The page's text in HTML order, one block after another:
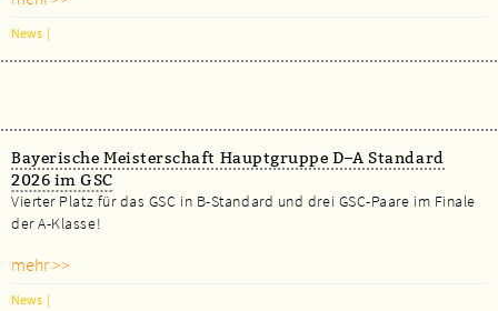
News |
Bayerische Meisterschaft Hauptgruppe D–A Standard
2026 im GSC
Vierter Platz für das GSC in B-Standard und drei GSC-Paare im Finale
der A-Klasse!
mehr >>
News |